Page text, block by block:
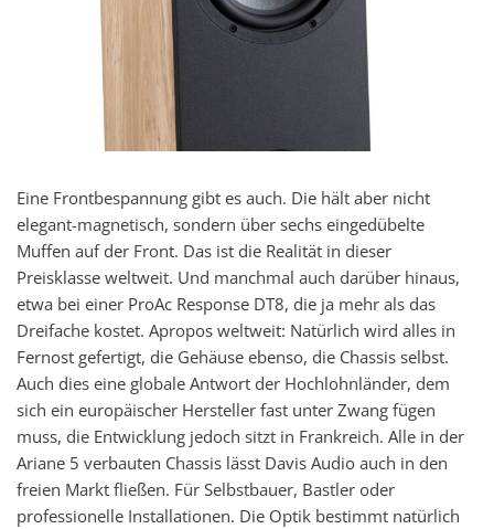
Eine Frontbespannung gibt es auch. Die hält aber nicht
elegant-magnetisch, sondern über sechs eingedübelte
Muffen auf der Front. Das ist die Realität in dieser
Preisklasse weltweit. Und manchmal auch darüber hinaus,
etwa bei einer ProAc Response DT8, die ja mehr als das
Dreifache kostet. Apropos weltweit: Natürlich wird alles in
Fernost gefertigt, die Gehäuse ebenso, die Chassis selbst.
Auch dies eine globale Antwort der Hochlohnländer, dem
sich ein europäischer Hersteller fast unter Zwang fügen
muss, die Entwicklung jedoch sitzt in Frankreich. Alle in der
Ariane 5 verbauten Chassis lässt Davis Audio auch in den
freien Markt fließen. Für Selbstbauer, Bastler oder
professionelle Installationen. Die Optik bestimmt natürlich